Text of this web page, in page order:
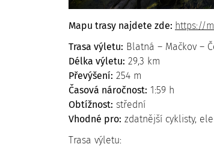
Mapu trasy najdete zde: https://
Trasa výletu: Blatná – Mačkov –
Délka výletu: 29,3 km
Převýšení: 254 m
Časová náročnost: 1:59 h
Obtížnost: střední
Vhodné pro: zdatnější cyklisty,
Trasa výletu: